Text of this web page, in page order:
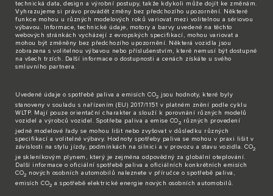
technická data, design a výrobní postupy, takže kdykoli může dojít ke změnám.
Vyhrazujeme si právo provádět změny bez předchozího upozornění. Některé
funkce mohou u různých modelových roků variovat mezi volitelnou a sériovou
výbavou. Informace, technické údaje, motory a barvy uvedené na těchto
webových stránkách vycházejí z evropských specifikací, mohou variovat a
mohou být změněny bez předchozího upozornění. Některá vozidla jsou
zobrazena s volitelnou výbavou nebo příslušenstvím, které nemusí být dostupné
na všech trzích. Další informace o dostupnosti a cenách získáte u svého
smluvního partnera.
Uvedené údaje o spotřebě paliva a emisích CO2 jsou hodnoty, které byly
stanoveny v souladu s nařízením (EU) 2017/1151 v platném znění podle cyklu
WLTP. Mají pouze orientační charakter a slouží k porovnání různých modelů
vozidel a výrobců vozidel. Spotřeba paliva a emise CO2
různých provedení
jedné modelové řady se mohou lišit nebo zvyšovat v důsledku různých
specifikací a volitelné výbavy. Hodnoty spotřeby paliva se mohou v praxi lišit v
závislosti na stylu jízdy, podmínkách na silnici a v provozu a stavu vozidla. CO2
je skleníkovým plynem, který je zejména odpovědný za globální oteplování.
Další informace o oficiální spotřebě paliva a oficiálních konkrétních emisích
CO2
nových osobních automobilů naleznete v příručce o spotřebě paliva,
emisích CO2 a spotřebě elektrické energie nových osobních automobilů.